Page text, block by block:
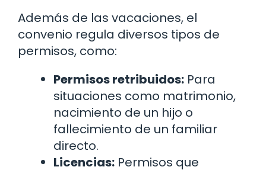
Además de las vacaciones, el
convenio regula diversos tipos de
permisos, como:
Permisos retribuidos: Para
situaciones como matrimonio,
nacimiento de un hijo o
fallecimiento de un familiar
directo.
Licencias: Permisos que